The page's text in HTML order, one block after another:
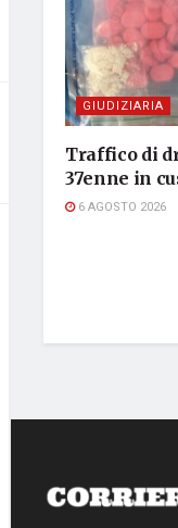
GIUDIZIARIA
Traffico di
37enne in
6 AGOSTO 2026